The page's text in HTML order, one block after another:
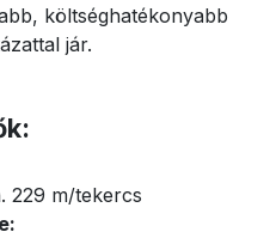
költséghatékonyabb
jár.
229 m/tekercs